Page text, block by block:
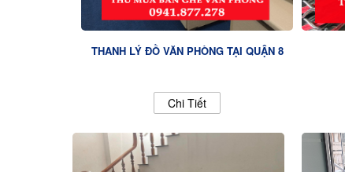
THANH LÝ ĐỒ VĂN PHÒNG TẠI QUẬN 8
Chi Tiết